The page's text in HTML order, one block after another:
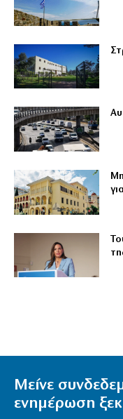
Μείνε
ενημέρωση